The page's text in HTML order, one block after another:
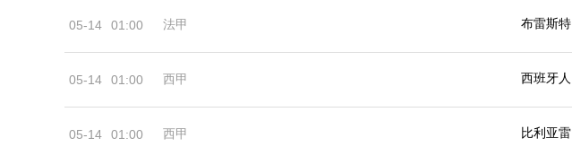
05-14 01:00 法甲 布雷斯特
05-14 01:00 西甲 西班牙人
05-14 01:00 西甲 比利亚雷